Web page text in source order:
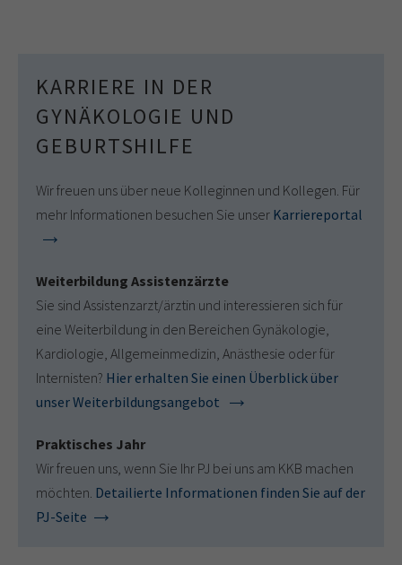
KARRIERE IN DER
GYNÄKOLOGIE UND
GEBURTSHILFE
Wir freuen uns über neue Kolleginnen und Kollegen. Für
mehr Informationen besuchen Sie unser Karriereportal
Weiterbildung Assistenzärzte
Sie sind Assistenzarzt/ärztin und interessieren sich für
eine Weiterbildung in den Bereichen Gynäkologie,
Kardiologie, Allgemeinmedizin, Anästhesie oder für
Internisten? Hier erhalten Sie einen Überblick über
unser Weiterbildungsangebot
Praktisches Jahr
Wir freuen uns, wenn Sie Ihr PJ bei uns am KKB machen
möchten. Detailierte Informationen finden Sie auf der
PJ-Seite